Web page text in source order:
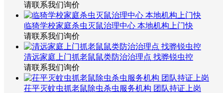
请联系我们询价
临猗学校家庭杀虫灭鼠治理中心 本地机构上门快
请联系我们询价
清远家庭上门抓老鼠鼠类防治治理点 找骅锐虫控
请联系我们询价
茌平灭蚊虫抓老鼠除虫杀虫服务机构 团队持证上岗